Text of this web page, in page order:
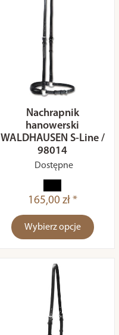
Nachrapnik
hanowerski
WALDHAUSEN S-Line /
98014
Dostępne
165,00 zł *
Wybierz opcje